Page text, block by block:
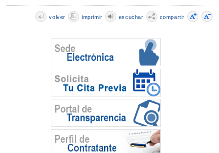
compartir
escuchar
imprimir
volver